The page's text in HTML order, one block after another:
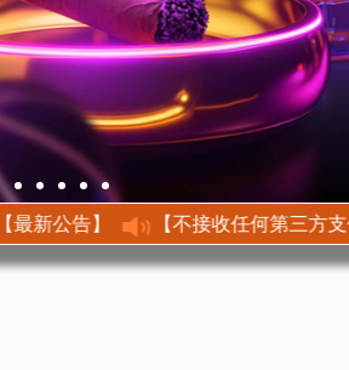
【最新公告】 【超商儲值注意事項通告】